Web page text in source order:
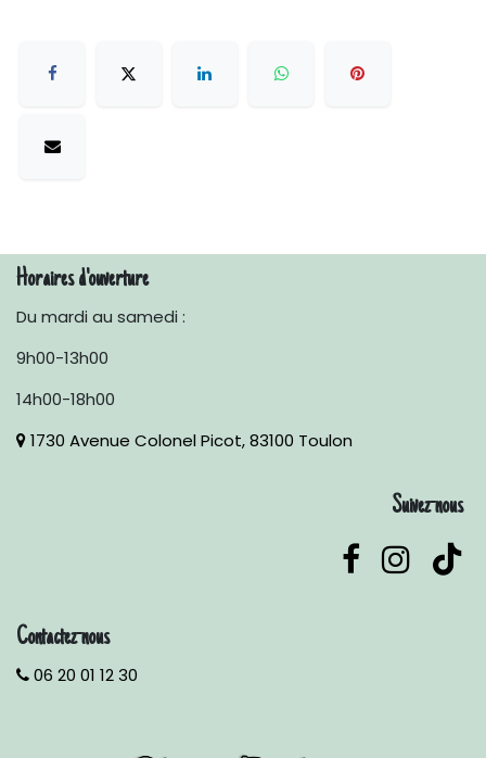
Horaires d'ouverture
Du mardi au samedi :
9h00-13h00
14h00-18h00
1730 Avenue Colonel Picot, 83100 Toulon
Suivez-nous
Contactez-nous
06 20 01 12 30